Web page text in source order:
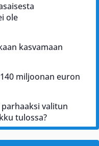
ole
kasvamaan
miljoonan euron
valitun
tulossa?